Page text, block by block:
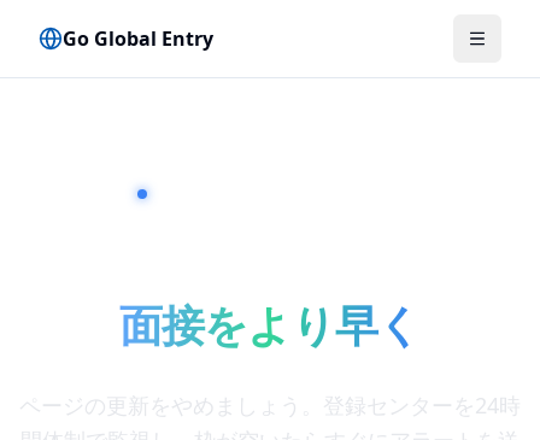
Go Global Entry メニュ
面接をより早く
ページの更新をやめましょう。登録センターを24時